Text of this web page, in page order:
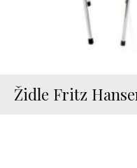
Židle Fritz